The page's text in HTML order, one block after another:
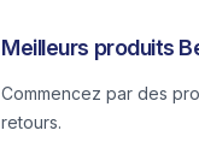
Meilleurs produits
Commencez par des
retours.